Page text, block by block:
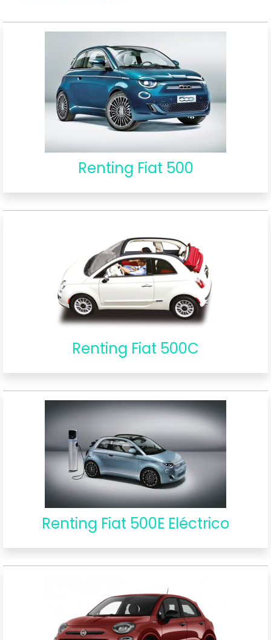
Renting Fiat 500
Renting Fiat 500C
Renting Fiat 500E Eléctrico